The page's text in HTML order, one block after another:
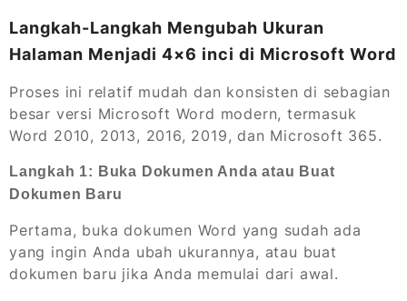
Langkah-Langkah Mengubah Ukuran
Halaman Menjadi 4×6 inci di Microsoft Word
Proses ini relatif mudah dan konsisten di sebagian
besar versi Microsoft Word modern, termasuk
Word 2010, 2013, 2016, 2019, dan Microsoft 365.
Langkah 1: Buka Dokumen Anda atau Buat
Dokumen Baru
Pertama, buka dokumen Word yang sudah ada
yang ingin Anda ubah ukurannya, atau buat
dokumen baru jika Anda memulai dari awal.